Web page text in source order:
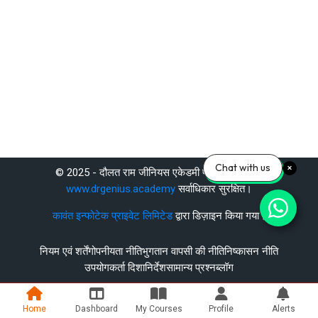
© 2025 - दौलत राम जीनियस एकेडमी प्राइवेट लिमिटेड
www.drgenius.academyसर्वाधिकार सुरक्षित।
कावंत इन्फोटेक प्राइवेट लिमिटेडद्वारा डिज़ाइन किया गया।
नियम एवं शर्तेंगोपनीयता नीतिभुगतान वापसी की नीतिनिष्कासन नीति
उपयोगकर्ता दिशानिर्देशसामान्य प्रश्नब्लॉग
Home Dashboard My Courses Profile Alerts
Chat with us